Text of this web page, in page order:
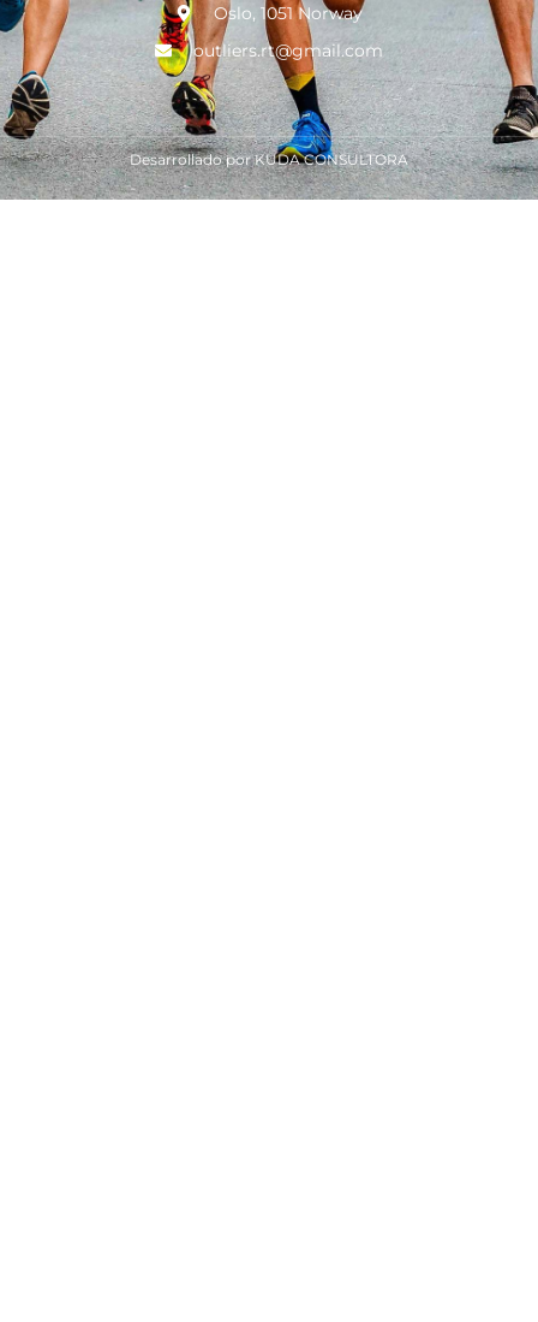
Oslo, 1051 Norway
outliers.rt@gmail.com
Desarrollado por KUDA CONSULTORA